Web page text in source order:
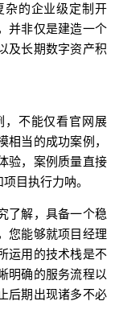
杂的企业级定制开
并非仅是建造一个
及长期数字资产积
，不能仅看官网展
当的成功案例，
验，案例质量直接
目执行力呐。
了解，具备一个稳
您能够就项目经理
运用的技术栈是不
明确的服务流程以
后期出现诸多不必